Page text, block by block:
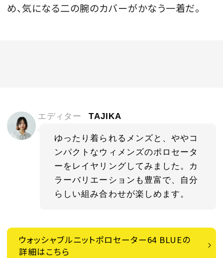
め、気になる二の腕のカバーがかなう一着だ。
エディター TAJIKA
ゆったり着られるメンズと、ややコ
ンパクトなウィメンズのポロセータ
ーをレイヤリングしてみました。カ
ラーバリエーションも豊富で、自分
らしい組み合わせが楽しめます。
ウォッシャブルニットポロセーター64 BLUEの
詳細はこちら